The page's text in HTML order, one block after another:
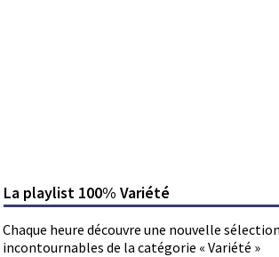
La playlist 100% Variété
Chaque heure découvre une nouvelle
incontournables de la catégorie « Variété »